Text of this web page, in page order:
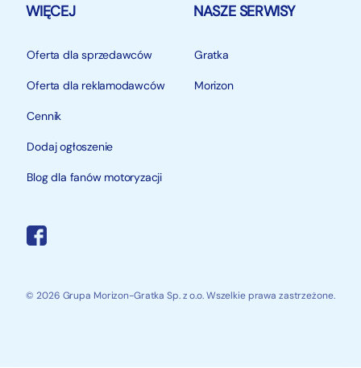
WIĘCEJ
Oferta dla sprzedawców
Oferta dla reklamodawców
Cennik
Dodaj ogłoszenie
Blog dla fanów motoryzacji
NASZE SERWISY
Gratka
Morizon
© 2026 Grupa Morizon-Gratka Sp. z o.o. Wszelkie prawa zastrzeżone.